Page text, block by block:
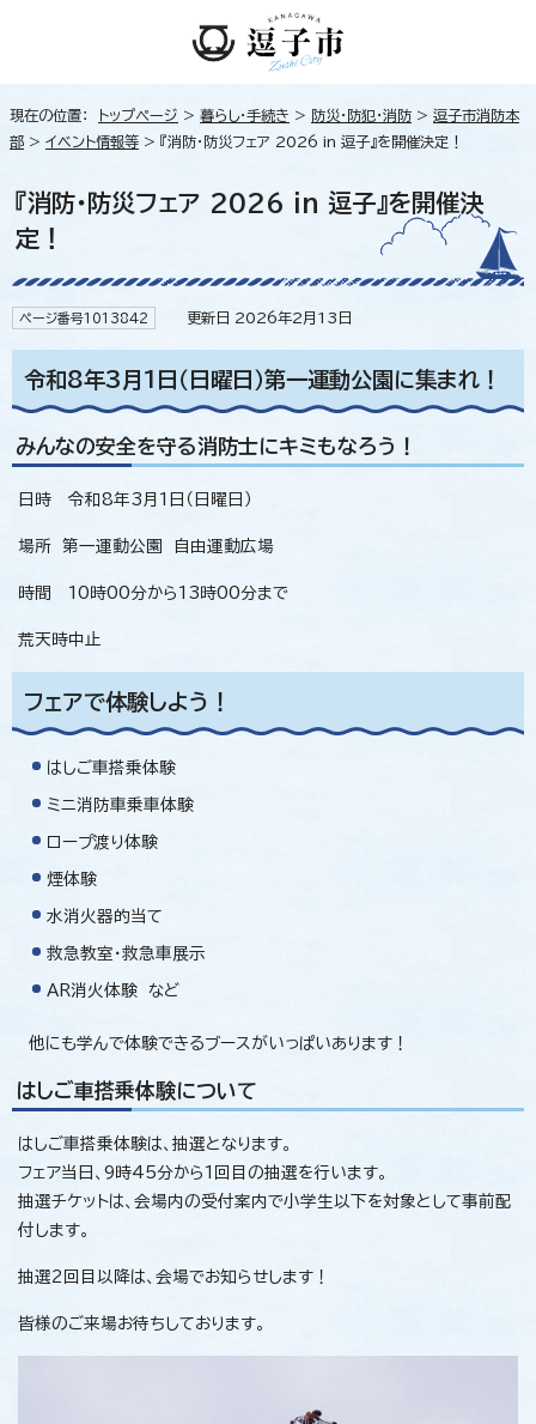
現在の位置： トップページ > 暮らし・手続き > 防災・防犯・消防 > 逗子市消防本
部 > イベント情報等 > 『消防・防災フェア 2026 in 逗子』を開催決定！
『消防・防災フェア 2026 in 逗子』を開催決
定！
ページ番号1013842 更新日 2026年2月13日
令和8年3月1日（日曜日）第一運動公園に集まれ！
みんなの安全を守る消防士にキミもなろう！
日時 令和8年3月1日（日曜日）
場所 第一運動公園 自由運動広場
時間 10時00分から13時00分まで
荒天時中止
フェアで体験しよう！
はしご車搭乗体験
ミニ消防車乗車体験
ロープ渡り体験
煙体験
水消火器的当て
救急教室・救急車展示
AR消火体験 など
他にも学んで体験できるブースがいっぱいあります！
はしご車搭乗体験について
はしご車搭乗体験は、抽選となります。
フェア当日、9時45分から1回目の抽選を行います。
抽選チケットは、会場内の受付案内で小学生以下を対象として事前配
付します。
抽選2回目以降は、会場でお知らせします！
皆様のご来場お待ちしております。